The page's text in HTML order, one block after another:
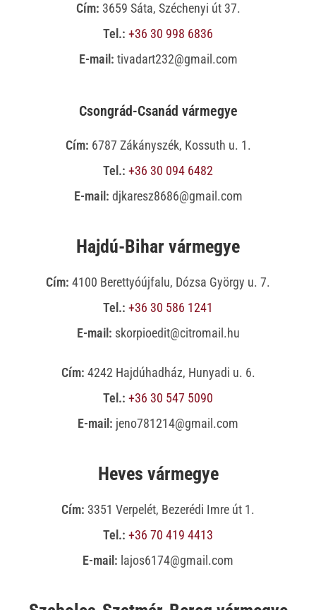
Cím: 3659 Sáta, Széchenyi út 37.
Tel.: +36 30 998 6836
E-mail: tivadart232@gmail.com
Csongrád-Csanád vármegye
Cím: 6787 Zákányszék, Kossuth u. 1.
Tel.: +36 30 094 6482
E-mail: djkaresz8686@gmail.com
Hajdú-Bihar vármegye
Cím: 4100 Berettyóújfalu, Dózsa György u. 7.
Tel.: +36 30 586 1241
E-mail: skorpioedit@citromail.hu
Cím: 4242 Hajdúhadház, Hunyadi u. 6.
Tel.: +36 30 547 5090
E-mail: jeno781214@gmail.com
Heves vármegye
Cím: 3351 Verpelét, Bezerédi Imre út 1.
Tel.: +36 70 419 4413
E-mail: lajos6174@gmail.com